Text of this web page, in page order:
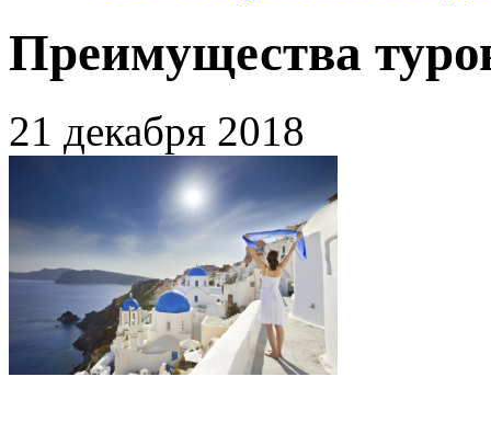
Преимущества
21 декабря 2018